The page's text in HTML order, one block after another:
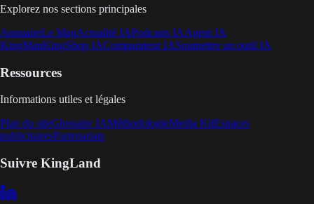
Explorez nos sections principales
AnnuaireLe MagActualité IAPodcasts IAAgent IA
KingManKingShop IAComparateur IASoumettre un outil IA
Ressources
Informations utiles et légales
Plan du siteGlossaire IAMéthodologieMedia KitEspaces
publicitairesPartenariats
Suivre KingLand